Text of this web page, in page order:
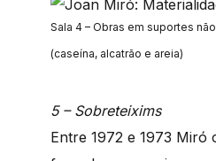
Sala 4 – Obras em suportes
(caseína, alcatrão e areia)
5 – Sobreteixims
Entre 1972 e 1973 Miró